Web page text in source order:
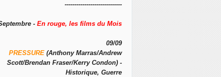
-----------------------------
- En rouge, les films du Mois
09/09
PRESSURE (Anthony Marras/Andrew
Scott/Brendan Fraser/Kerry Condon) -
Historique, Guerre